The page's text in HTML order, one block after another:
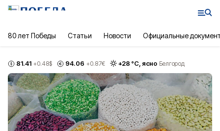
80 лет Победы Статьи Новости Официальные
81.41 +0.48$ 94.06 +0.87€ +28 °С, ясно Белгород